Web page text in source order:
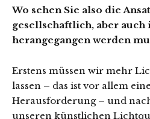
Wo sehen Sie also die
gesellschaftlich, aber
herangegangen werden
Erstens müssen wir mehr
lassen – das ist vor allem
Herausforderung – und
unseren künstlichen